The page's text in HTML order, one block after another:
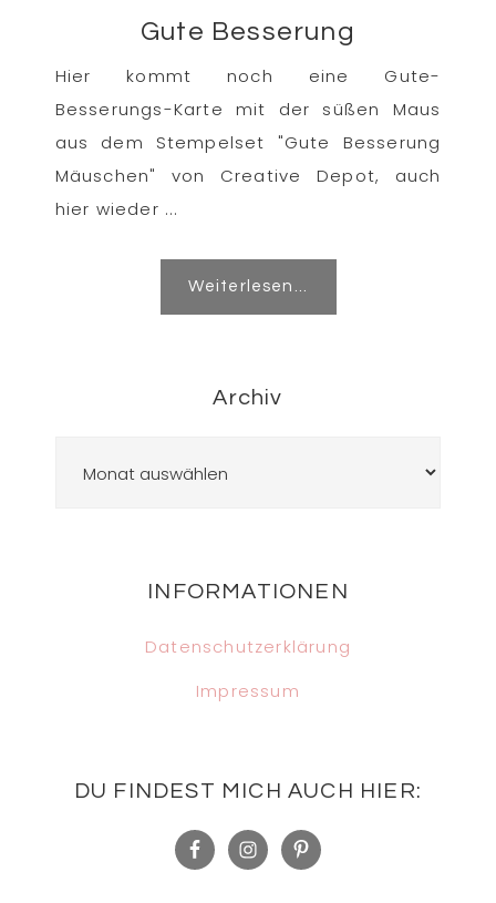
Gute Besserung
Hier kommt noch eine Gute-
Besserungs-Karte mit der süßen Maus
aus dem Stempelset "Gute Besserung
Mäuschen" von Creative Depot, auch
hier wieder ...
Weiterlesen...
Archiv
INFORMATIONEN
Datenschutzerklärung
Impressum
DU FINDEST MICH AUCH HIER: